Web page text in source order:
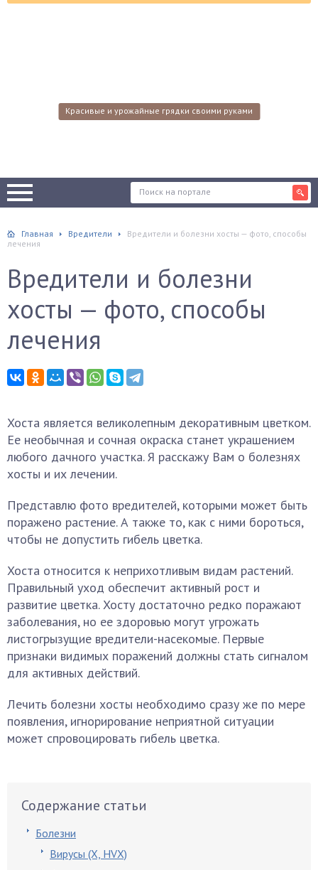
Красивые и урожайные грядки своими руками
Главная Вредители
Вредители и болезни хосты — фото, способы
лечения
Вредители и болезни
хосты — фото, способы
лечения
Хоста является великолепным декоративным цветком.
Ее необычная и сочная окраска станет украшением
любого дачного участка. Я расскажу Вам о болезнях
хосты и их лечении.
Представлю фото вредителей, которыми может быть
поражено растение. А также то, как с ними бороться,
чтобы не допустить гибель цветка.
Хоста относится к неприхотливым видам растений.
Правильный уход обеспечит активный рост и
развитие цветка. Хосту достаточно редко поражают
заболевания, но ее здоровью могут угрожать
листогрызущие вредители-насекомые. Первые
признаки видимых поражений должны стать сигналом
для активных действий.
Лечить болезни хосты необходимо сразу же по мере
появления, игнорирование неприятной ситуации
может спровоцировать гибель цветка.
Содержание статьи
Болезни
Вирусы (X, HVX)